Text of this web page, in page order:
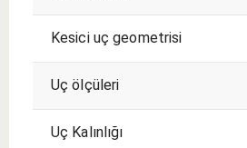
Kesici uç geometrisi
Uç ölçüleri
Uç Kalınlığı